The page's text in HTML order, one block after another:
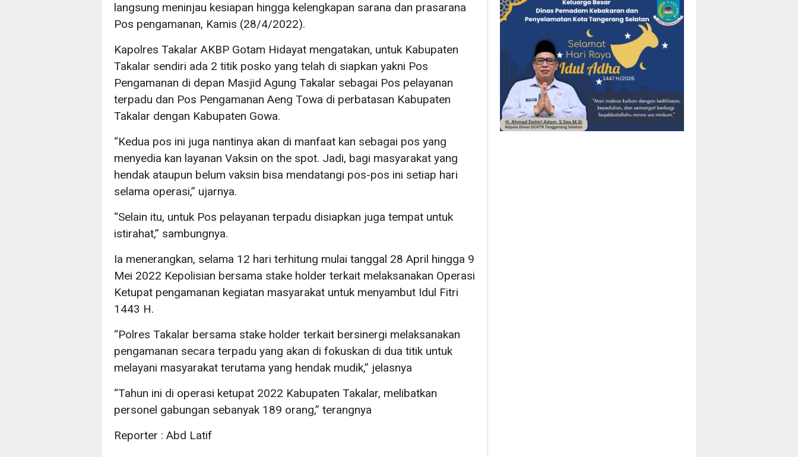
langsung meninjau kesiapan hingga kelengkapan sarana dan prasarana
Pos pengamanan, Kamis (28/4/2022).
Kapolres Takalar AKBP Gotam Hidayat mengatakan, untuk Kabupaten
Takalar sendiri ada 2 titik posko yang telah di siapkan yakni Pos
Pengamanan di depan Masjid Agung Takalar sebagai Pos pelayanan
terpadu dan Pos Pengamanan Aeng Towa di perbatasan Kabupaten
Takalar dengan Kabupaten Gowa.
“Kedua pos ini juga nantinya akan di manfaat kan sebagai pos yang
menyedia kan layanan Vaksin on the spot. Jadi, bagi masyarakat yang
hendak ataupun belum vaksin bisa mendatangi pos-pos ini setiap hari
selama operasi,” ujarnya.
“Selain itu, untuk Pos pelayanan terpadu disiapkan juga tempat untuk
istirahat,” sambungnya.
Ia menerangkan, selama 12 hari terhitung mulai tanggal 28 April hingga 9
Mei 2022 Kepolisian bersama stake holder terkait melaksanakan Operasi
Ketupat pengamanan kegiatan masyarakat untuk menyambut Idul Fitri
1443 H.
“Polres Takalar bersama stake holder terkait bersinergi melaksanakan
pengamanan secara terpadu yang akan di fokuskan di dua titik untuk
melayani masyarakat terutama yang hendak mudik,” jelasnya
“Tahun ini di operasi ketupat 2022 Kabupaten Takalar, melibatkan
personel gabungan sebanyak 189 orang,” terangnya
Reporter : Abd Latif